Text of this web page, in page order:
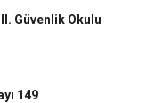
Güvenlik Okulu
149